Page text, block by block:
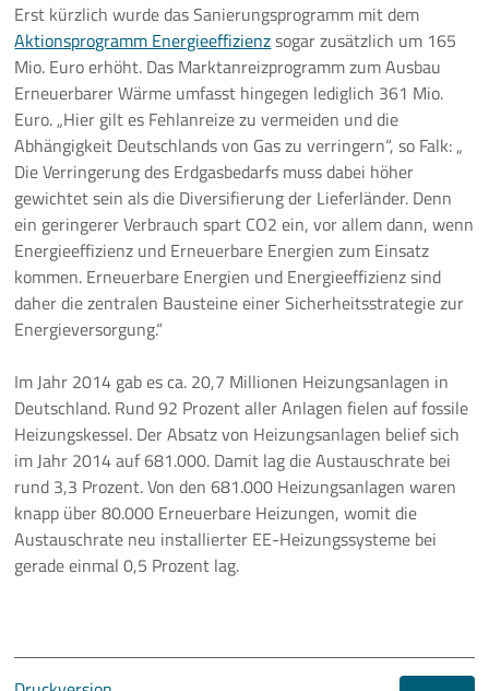
Akkreditierung
Mehr
Erst kürzlich wurde das Sanierungsprogramm mit dem
Aktionsprogramm Energieeffizienzsogar zusätzlich um 165
Mio. Euro erhöht. Das Marktanreizprogramm zum Ausbau
Erneuerbarer Wärme umfasst hingegen lediglich 361 Mio.
Euro. „Hier gilt es Fehlanreize zu vermeiden und die
Abhängigkeit Deutschlands von Gas zu verringern“, so Falk: „
Die Verringerung des Erdgasbedarfs muss dabei höher
gewichtet sein als die Diversifierung der Lieferländer. Denn
ein geringerer Verbrauch spart CO2 ein, vor allem dann, wenn
Energieeffizienz und Erneuerbare Energien zum Einsatz
kommen. Erneuerbare Energien und Energieeffizienz sind
daher die zentralen Bausteine einer Sicherheitsstrategie zur
Energieversorgung.“
Im Jahr 2014 gab es ca. 20,7 Millionen Heizungsanlagen in
Deutschland. Rund 92 Prozent aller Anlagen fielen auf fossile
Heizungskessel. Der Absatz von Heizungsanlagen belief sich
im Jahr 2014 auf 681.000. Damit lag die Austauschrate bei
rund 3,3 Prozent. Von den 681.000 Heizungsanlagen waren
knapp über 80.000 Erneuerbare Heizungen, womit die
Austauschrate neu installierter EE-Heizungssysteme bei
gerade einmal 0,5 Prozent lag.